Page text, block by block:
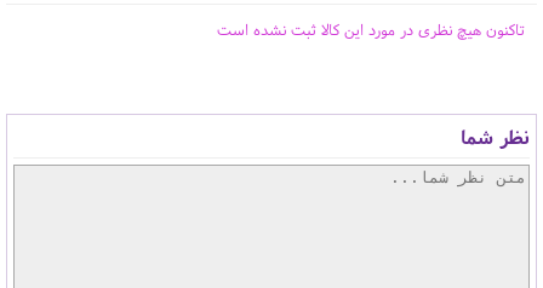
تاکنون هیچ نظری در مورد این کالا ثبت نشده است
نظر شما